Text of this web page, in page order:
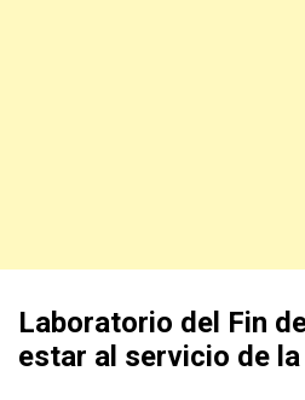
Laboratorio del Fin
estar al servicio de